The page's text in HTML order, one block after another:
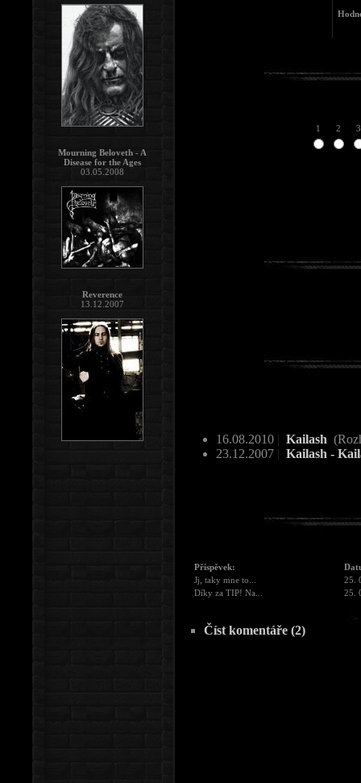
1 2 3
16.08.2010 | Kailash
23.12.2007 | Kailash -
Příspěvek:
Jj, taky mne to...
25.
Díky za TIP! Na...
25.
Číst komentáře (2)
Mourning Beloveth - A
Disease for the Ages
03.05.2008
Reverence
13.12.2007